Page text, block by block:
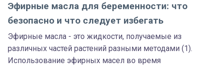
Эфирные масла для беременности: что
безопасно и что следует избегать
Эфирные масла - это жидкости, получаемые из
различных частей растений разными методами (1).
Использование эфирных масел во время